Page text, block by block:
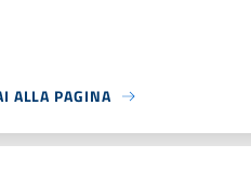
ALLA PAGINA